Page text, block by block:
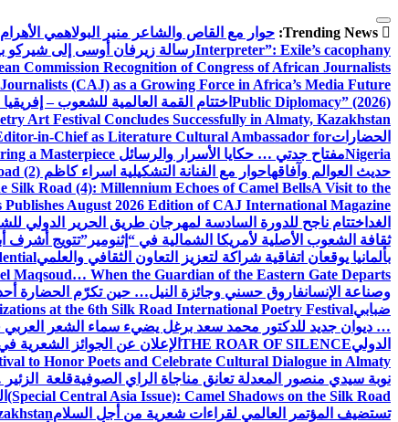
التجاوز
إلى
المحتوى
حوار مع القاص والشاعر منير البولاهمي
Interpreter”: Exile’s cacophanyرسالة زيرفان أوسى إلى شيركو
Commission Recognition of Congress of African Journalists
(CAJ) as a Growing Force in Africa’s Media Future
Public Diplomacy” (2026) اختتام القمة العالمية للشعوب –
Art Festival Concludes Successfully in Almaty, Kazakhstan
الحضاراتin-Chief as Literature Cultural Ambassador for
Nigeriaمفتاح جدتي … حكايا الأسرار والرسائل a Masterpiece
حديث العوالم وآفاقهاحوار مع الفنانة التشكيلية اسراء كاظم (2)
Silk Road (4): Millennium Echoes of Camel BellsA Visit to the
August 2026 Edition of CAJ International Magazine
الغد اختتام ناجح للدورة السادسة لمهرجان طريق الحرير الدولي
ثقافة الشعوب الأصلية لأمريكا الشمالية في “إثنومير”تتويج أشرف
بألمانيا يوقعان اتفاقية شراكة لتعزيز التعاون الثقافي والعلمي
Maqsoud… When the Guardian of the Eastern Gate Departs
وصناعة الإنسانفاروق حسني وجائزة النيل… حين تكرّم الحضارة أحد
ضبابيat the 6th Silk Road International Poetry Festival
… ديوان جديد للدكتور محمد سعد برغل يضيء سماء الشعر العربي
الدوليTHE ROAR OF SILENCE الإعلان عن الجوائز
to Honor Poets and Celebrate Cultural Dialogue in Almaty
نوبة سيدي منصور المعدلة تعانق مناجاة الراي الصوفيةقلعة
(Special Central Asia Issue): Camel Shadows on the Silk Road
تستضيف المؤتمر العالمي لقراءات شعرية من أجل السلام